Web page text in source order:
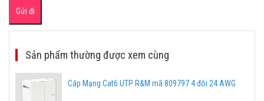
Sản phẩm thường được xem cùng
Cáp Mạng Cat6 UTP R&M mã 809797 4 đôi 24 AWG